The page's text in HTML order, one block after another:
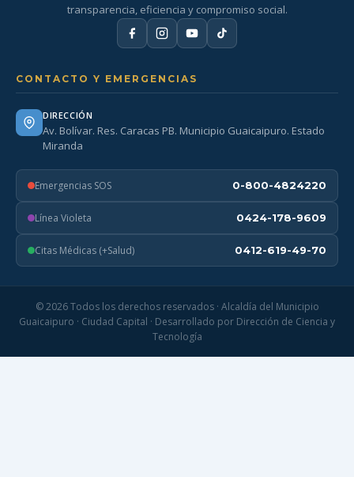
transparencia, eficiencia y compromiso social.
CONTACTO Y EMERGENCIAS
DIRECCIÓN
Av. Bolívar. Res. Caracas PB. Municipio Guaicaipuro. Estado
Miranda
Emergencias SOS 0-800-4824220
Línea Violeta 0424-178-9609
Citas Médicas (+Salud) 0412-619-49-70
© 2026 Todos los derechos reservados · Alcaldía del Municipio
Guaicaipuro · Ciudad Capital · Desarrollado por Dirección de Ciencia y
Tecnología